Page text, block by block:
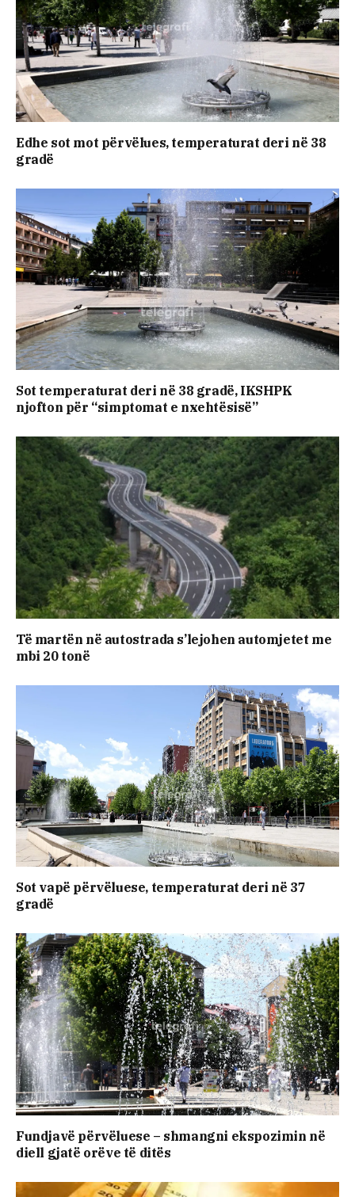
Edhe sot mot përvëlues, temperaturat deri në 38
gradë
Sot temperaturat deri në 38 gradë, IKSHPK
njofton për “simptomat e nxehtësisë”
​Të martën në autostrada s’lejohen automjetet me
mbi 20 tonë
Sot vapë përvëluese, temperaturat deri në 37
gradë
Fundjavë përvëluese – shmangni ekspozimin në
diell gjatë orëve të ditës